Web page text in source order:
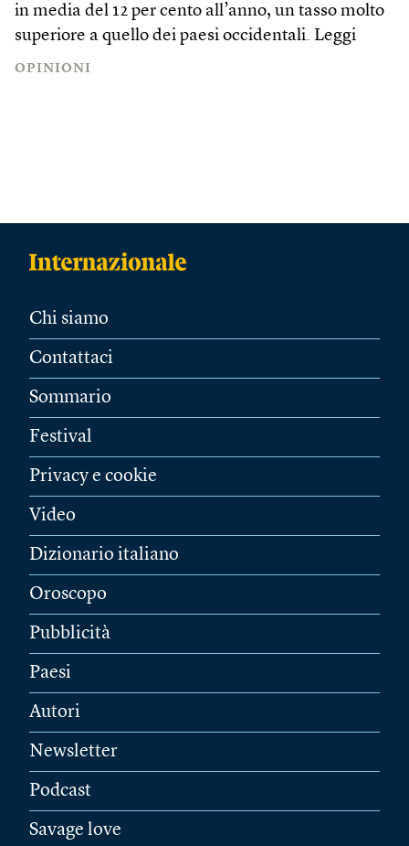
in media del 12 per cento all’anno, un tasso molto
superiore a quello dei paesi occidentali. Leggi
OPINIONI
Chi siamo
Contattaci
Sommario
Festival
Privacy e cookie
Video
Dizionario italiano
Oroscopo
Pubblicità
Paesi
Autori
Newsletter
Podcast
Savage love